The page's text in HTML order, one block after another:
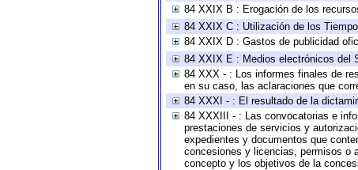
84 XXIX B : Erogación de los
84 XXIX C : Utilización de los
84 XXIX D : Gastos de publicidad
84 XXIX E : Medios electrónicos del
84 XXX - : Los informes finales de
en su caso, las aclaraciones que
84 XXXI - : El resultado de la
84 XXXIII - : Las convocatorias e
prestaciones de servicios y
expedientes y documentos que
concesiones y licencias, permisos o
concepto y los objetivos de la